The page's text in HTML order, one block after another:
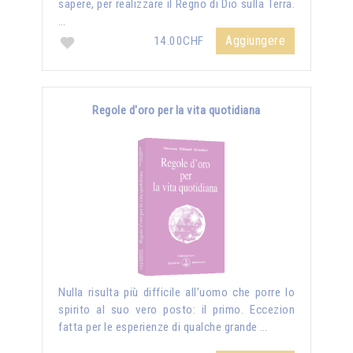
sapere, per realizzare il Regno di Dio sulla Terra.
…
14.00CHF
Aggiungere
Regole d'oro per la vita quotidiana
Nulla risulta più difficile all’uomo che porre lo
spirito al suo vero posto: il primo. Eccezion
fatta per le esperienze di qualche grande …